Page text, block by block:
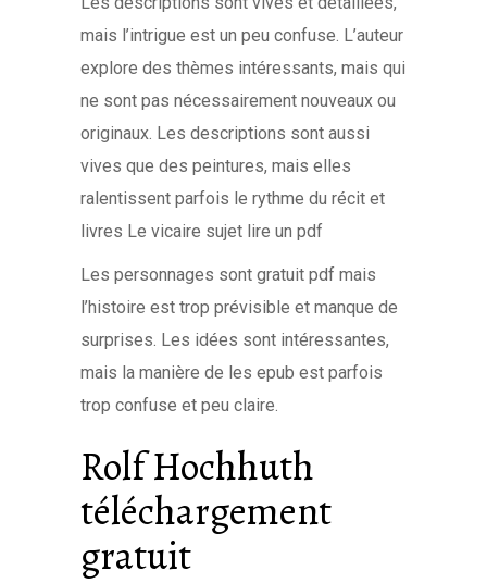
mais l’intrigue est un peu confuse. L’auteur
explore des thèmes intéressants, mais qui
ne sont pas nécessairement nouveaux ou
originaux. Les descriptions sont aussi
vives que des peintures, mais elles
ralentissent parfois le rythme du récit et
livres Le vicaire sujet lire un pdf
Les personnages sont gratuit pdf mais
l’histoire est trop prévisible et manque de
surprises. Les idées sont intéressantes,
mais la manière de les epub est parfois
trop confuse et peu claire.
Rolf Hochhuth
téléchargement
gratuit